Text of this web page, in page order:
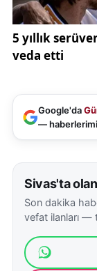
kazanacağını
Google'da
—
Sivas'ta
Son dakika
vefat ilanları —